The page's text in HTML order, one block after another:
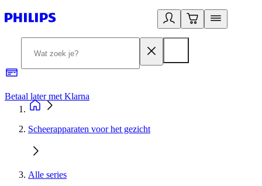
Betaal later met Klarna
Scheerapparaten voor het gezicht
Alle series